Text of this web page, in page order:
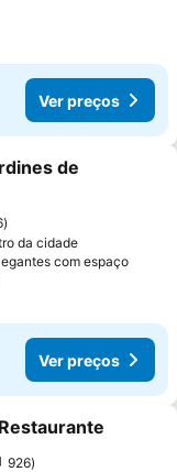
Ver preços
favoritos
de
da cidade
com espaço
Ver preços
favoritos
926